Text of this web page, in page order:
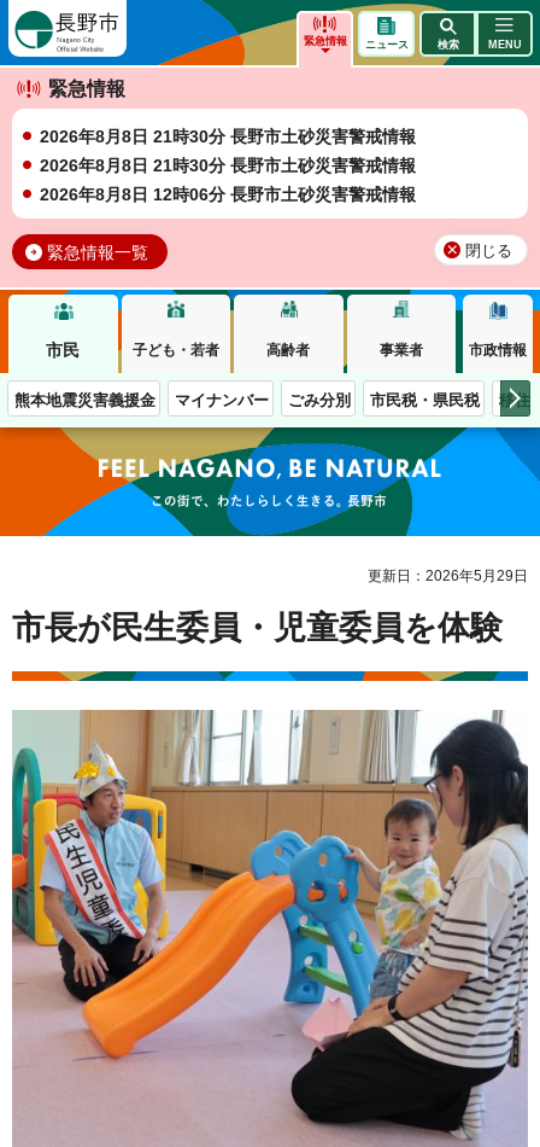
緊急情報
緊急情報
2026年8月8日 21時30分 長野市土砂災害警戒情報
2026年8月8日 21時30分 長野市土砂災害警戒情報
2026年8月8日 12時06分 長野市土砂災害警戒情報
緊急情報一覧 閉じる
ニュース 検索 MENU
市民 子ども・若者 高齢者 事業者 市政情報
熊本地震災害義援金 マイナンバー ごみ分別 市民税・県民税 移住
この街で、わたしらしく生きる。長野市
更新日：2026年5月29日
市長が民生委員・児童委員を体験